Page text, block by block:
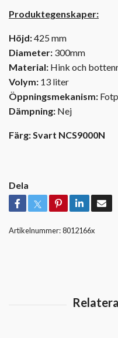
Produktegenskaper:
Höjd:425 mm
Diameter: 300mm
Material: Hink och
Volym: 13 liter
Öppningsmekanism:
Dämpning: Nej
Färg: Svart NCS9000N
Dela
Artikelnummer:8012166x